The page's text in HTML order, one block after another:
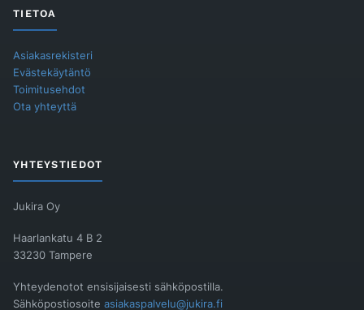
TIETOA
Asiakasrekisteri
Evästekäytäntö
Toimitusehdot
Ota yhteyttä
YHTEYSTIEDOT
Jukira Oy
Haarlankatu 4 B 2
33230 Tampere
Yhteydenotot ensisijaisesti sähköpostilla.
Sähköpostiosoite asiakaspalvelu@jukira.fi